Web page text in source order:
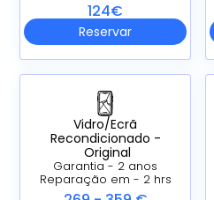
124€
Reservar
Vidro/Ecrã
Recondicionado -
Original
Garantia - 2 anos
Reparação em - 2 hrs